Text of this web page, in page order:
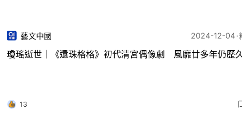
藝文中國 2024-12-04
瓊瑤逝世｜《還珠格格》初代清宮偶像劇 風靡廿多年仍歷
13